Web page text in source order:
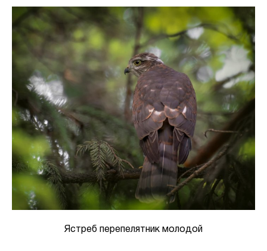
Ястреб перепелятник молодой